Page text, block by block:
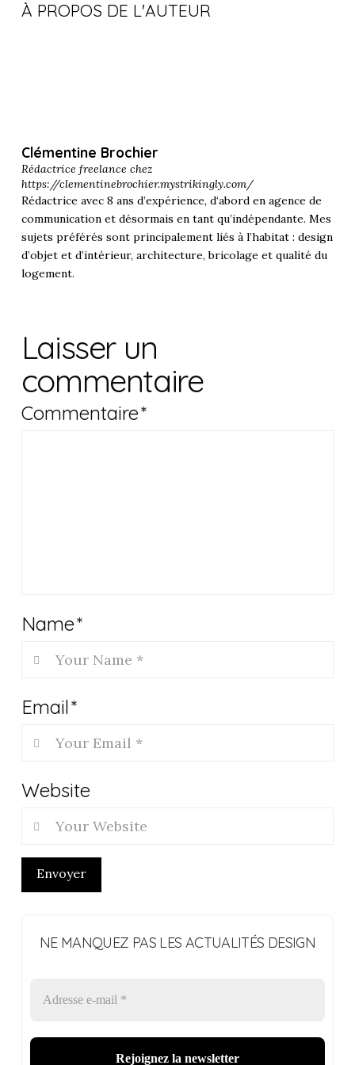
À PROPOS DE L'AUTEUR
Clémentine Brochier
Rédactrice freelance chez
https://clementinebrochier.mystrikingly.com/
Rédactrice avec 8 ans d’expérience, d‘abord en agence de
communication et désormais en tant qu’indépendante. Mes
sujets préférés sont principalement liés à l’habitat : design
d’objet et d’intérieur, architecture, bricolage et qualité du
logement.
Laisser un
commentaire
Commentaire*
Name*
Email*
Website
Envoyer
NE MANQUEZ PAS LES ACTUALITÉS DESIGN